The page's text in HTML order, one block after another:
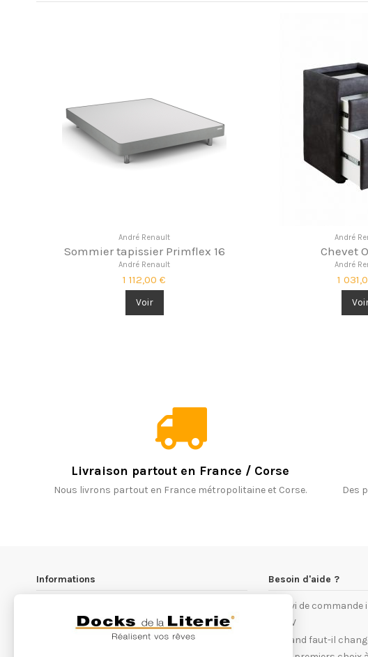
André Renault
Sommier tapissier Primflex 16
André Renault
1 112,00 €
Voir
André
Chevet
André
1
Livraison partout en France / Corse
Nous livrons partout en France métropolitaine et Corse. Des
Informations
Notre philosophie
Conditions générales de ventes
Besoin d'aide ?
Suivi de commande
S.A.V
Quand faut-il